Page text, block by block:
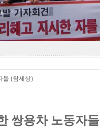
들 (참세상)
쌍용차 노동자들